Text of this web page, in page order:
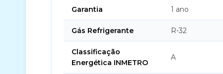
Garantia 1 ano
Gás Refrigerante R-32
Classificação
Energética INMETRO
A